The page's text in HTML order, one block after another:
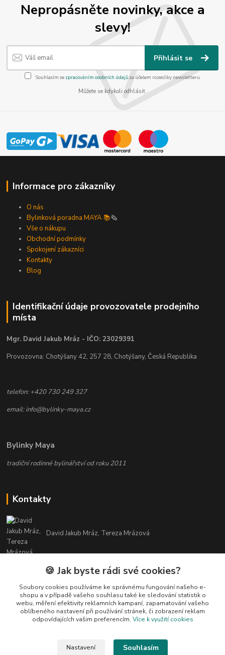
Nepropásněte novinky, akce a
slevy!
Přihlásit se
Souhlasím se zpracováním osobních údajůza účelem rozesílky newsletteru.
Můžete se kdykoli odhlásit.
Informace pro zákazníky
O nás
Bylinková poradna MAYA 📚🗞️
Vše o nákupu
Obchodní podmínky
Spokojení zákazníci
Kontakty
Blog
Identifikační údaje provozovatele prodejního
místa
Mgr. David Jakub Mráz - IČO: 23029391
Provozovna: Chotýšany 42, 257 28, Chotýšany, Česká Republika
telefon: +420 730 249 327
email: info@bylinky-maya.cz
Bylinky Maya
tradiční rodinné bylinářství od roku 2011
Kontakty
David Jakub Mráz, Tereza Mrázová
info@bylinky-maya.cz
🍪 Jak byste rádi své cookies?
Soubory cookies používáme ke správnému fungování našeho e-
shopu a v případě vašeho souhlasu také ke sledování statistik o
webu, měření efektivity reklamních kampaní, zapamatování vašeho
oblíbeného nastavení při používání stránek, či zobrazení reklam
odpovídajících vašim preferencím. Více k využití cookies
Nastavení Souhlasím